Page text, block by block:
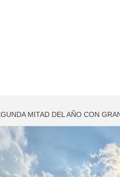
MITAD DEL AÑO CON